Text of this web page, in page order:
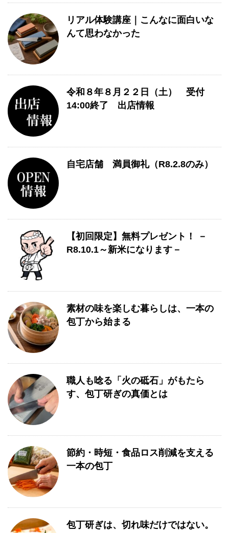
リアル体験講座｜こんなに面白いな
んて思わなかった
令和８年８月２２日（土） 受付
14:00終了 出店情報
自宅店舗 満員御礼（R8.2.8のみ）
【初回限定】無料プレゼント！ －
R8.10.1～新米になります－
素材の味を楽しむ暮らしは、一本の
包丁から始まる
職人も唸る「火の砥石」がもたら
す、包丁研ぎの真価とは
節約・時短・食品ロス削減を支える
一本の包丁
包丁研ぎは、切れ味だけではない。